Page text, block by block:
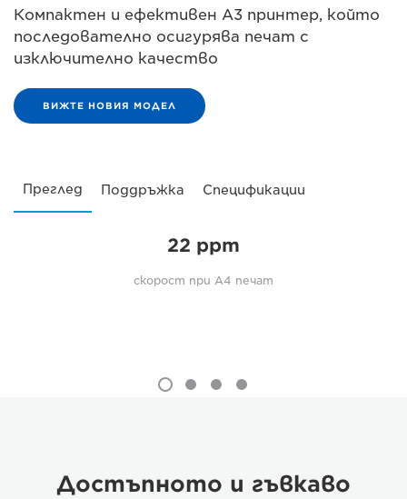
Компактен и ефективен A3 принтер, който
последователно осигурява печат с
изключително качество
ВИЖТЕ НОВИЯ МОДЕЛ
Преглед Поддръжка Спецификации
22 ppm
скорост при A4 печат
Достъпното и гъвкаво